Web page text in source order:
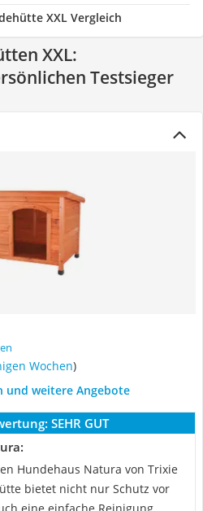
XXL Vergleich
XXL:
Testsieger
Wochen)
und weitere Angebote
SEHR GUT
Hundehaus Natura von Trixie
bietet nicht nur Schutz vor